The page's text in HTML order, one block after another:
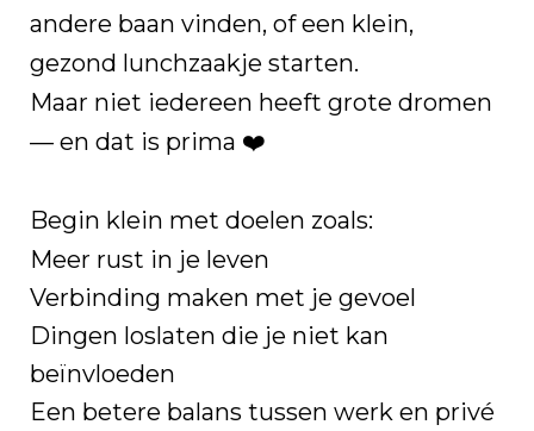
andere baan vinden, of een klein,
gezond lunchzaakje starten.
Maar niet iedereen heeft grote dromen
— en dat is prima ❤️
Begin klein met doelen zoals:
Meer rust in je leven
Verbinding maken met je gevoel
Dingen loslaten die je niet kan
beïnvloeden
Een betere balans tussen werk en privé